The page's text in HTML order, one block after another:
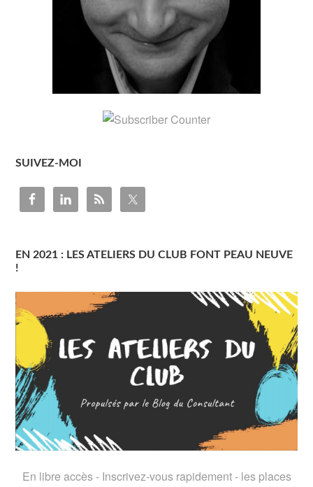
SUIVEZ-MOI
EN 2021 : LES ATELIERS DU CLUB FONT PEAU NEUVE
!
En libre accès - Inscrivez-vous rapidement - les places